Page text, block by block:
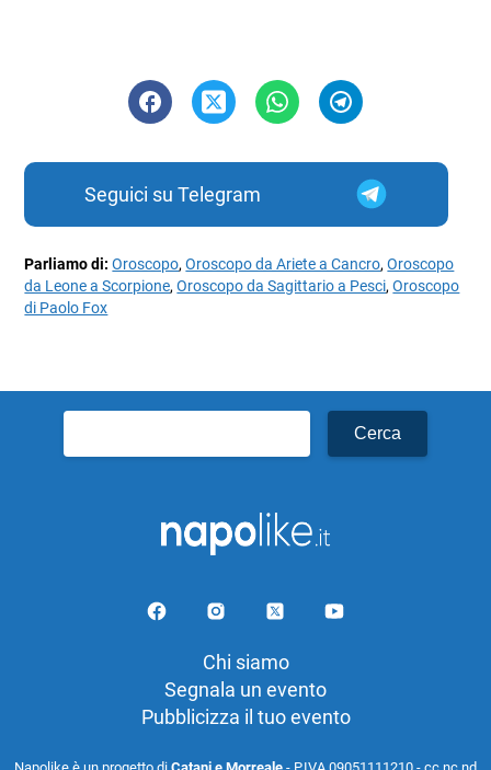
Seguici su Telegram
Parliamo di:Oroscopo,Oroscopo da Ariete a Cancro,Oroscopo
da Leone a Scorpione,Oroscopo da Sagittario a Pesci,Oroscopo
di Paolo Fox
per:
Chi siamo
Segnala un evento
Pubblicizza il tuo evento